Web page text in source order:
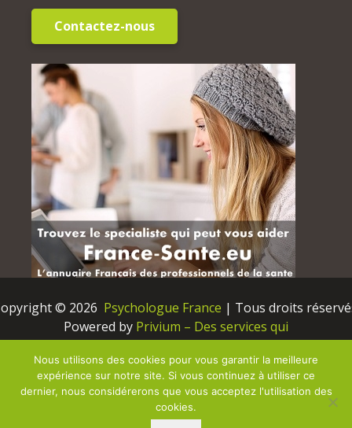
Contactez-nous
© 2026 Psychologue France | Tous droits
Powered by Privium – Des services qui
psychotherapeutes et hypnotherapeutes.
RGPD – Politique de Protection de la Vie Privée
Nous utilisons des cookies pour vous garantir la meilleure
expérience sur notre site. Si vous continuez à utiliser ce
dernier, nous considérerons que vous acceptez l'utilisation des
cookies.